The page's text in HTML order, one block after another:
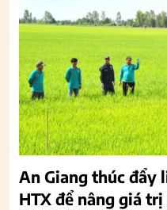
An Giang thúc đẩy
HTX để nâng giá